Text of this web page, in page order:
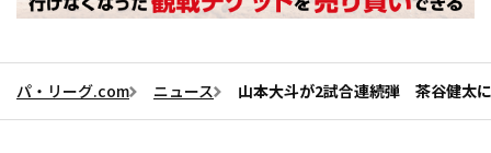
パ・リーグ.com ニュース 山本大斗が2試合連続弾 茶谷健太